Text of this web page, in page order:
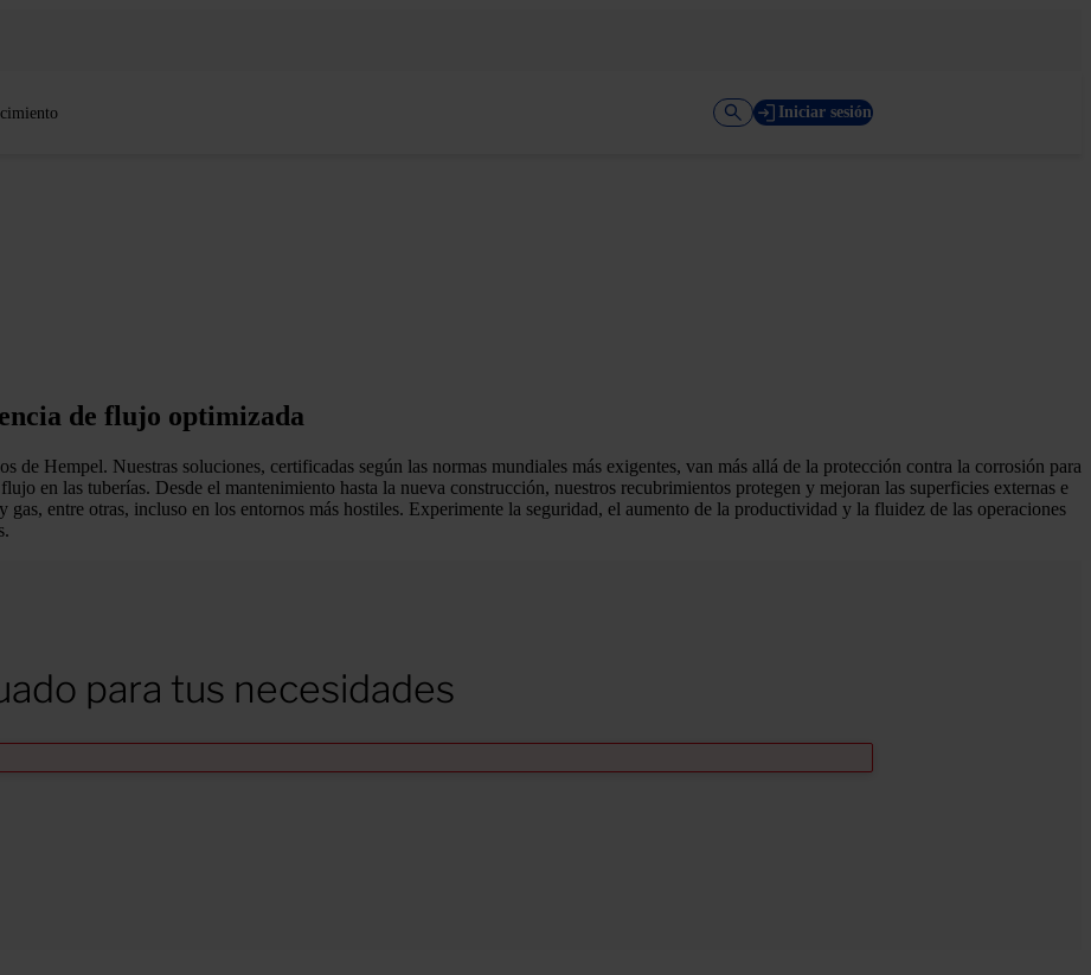
Iniciar sesión
de flujo optimizada
de Hempel. Nuestras soluciones, certificadas según las normas mundiales más exigentes, van más allá de la protección contra la corrosión para
en las tuberías. Desde el mantenimiento hasta la nueva construcción, nuestros recubrimientos protegen y mejoran las superficies externas e
gas, entre otras, incluso en los entornos más hostiles. Experimente la seguridad, el aumento de la productividad y la fluidez de las operaciones
para tus necesidades